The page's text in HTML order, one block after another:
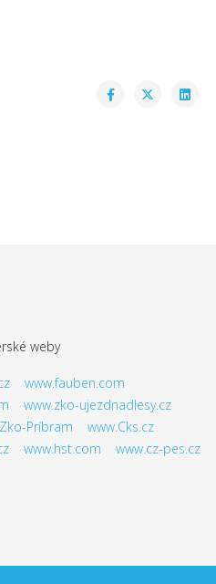
weby
www.fauben.com
www.zko-ujezdnadlesy.cz
Príbram
www.Cks.cz
www.hst.com www.cz-pes.cz